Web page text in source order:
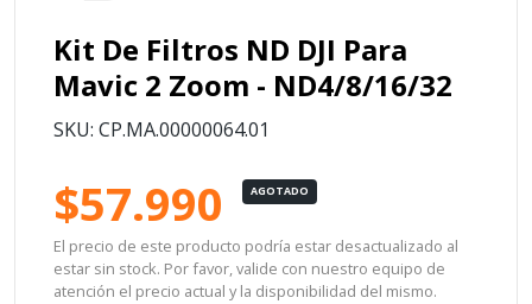
Kit De Filtros ND DJI Para
Mavic 2 Zoom - ND4/8/16/32
SKU: CP.MA.00000064.01
$57.990 AGOTADO
El precio de este producto podría estar desactualizado al
estar sin stock. Por favor, valide con nuestro equipo de
atención el precio actual y la disponibilidad del mismo.